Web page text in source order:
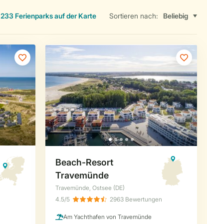
233 Ferienparks auf der Karte Sortieren nach: